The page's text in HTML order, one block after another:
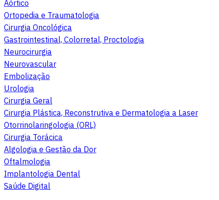
Aórtico
Ortopedia e Traumatologia
Cirurgia Oncológica
Gastrointestinal, Colorretal, Proctologia
Neurocirurgia
Neurovascular
Embolização
Urologia
Cirurgia Geral
Cirurgia Plástica, Reconstrutiva e Dermatologia a Laser
Otorrinolaringologia (ORL)
Cirurgia Torácica
Algologia e Gestão da Dor
Oftalmologia
Implantologia Dental
Saúde Digital